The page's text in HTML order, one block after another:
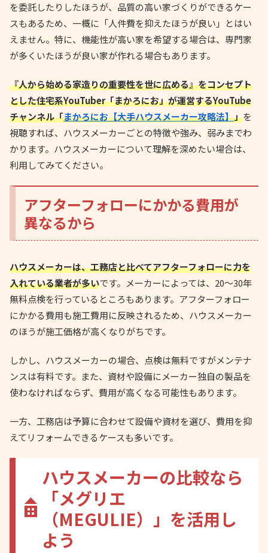
を委託したりしたほうが、品質の高い家づくりができるケー
スもあるため、一概に「人件費を抑えたほうが良い」とはい
えません。特に、機能性が高い家を希望する場合は、専門家
が多くいたほうが良い家が作れる場合もあります。
『人から始める家造りの重要性を世に広める』をコンセプト
とした住宅系YouTuber「まかろにお」が運営するYouTube
チャンネル「まかろにお【大手ハウスメーカー攻略法】」を
視聴すれば、ハウスメーカーごとの特徴や強み、弱みまでわ
かります。ハウスメーカーについて理解を深めたい場合は、
利用してみてください。
アフターフォローにかかる費用が
異なるから
ハウスメーカーは、工務店と比べてアフターフォローに力を
入れている業者が多いです。メーカーによっては、20～30年
無料点検を行っているところもあります。アフターフォロー
にかかる費用も施工費用に反映されるため、ハウスメーカー
のほうが施工価格が高くなりがちです。
しかし、ハウスメーカーの場合、点検は無料ですがメンテナ
ンスは有料です。また、資材や設備にメーカー独自の製品を
使わなければならず、費用が高くなる可能性もあります。
一方、工務店は予算に合わせて設備や資材を選び、費用を抑
えてリフォームできるケースも多いです。
ハウスメーカーの比較なら
「メグリエ
（MEGULIE）」を活用し
よう